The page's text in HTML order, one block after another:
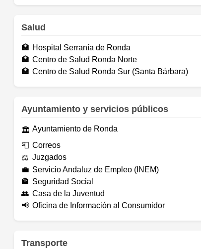
Salud
🏥 Hospital Serranía de Ronda
🏥 Centro de Salud Ronda Norte
🏥 Centro de Salud Ronda Sur (Santa Bárbara)
Ayuntamiento y servicios públicos
🏛️ Ayuntamiento de Ronda
📮 Correos
⚖️ Juzgados
💼 Servicio Andaluz de Empleo (INEM)
🏦 Seguridad Social
👥 Casa de la Juventud
📢 Oficina de Información al Consumidor
Transporte